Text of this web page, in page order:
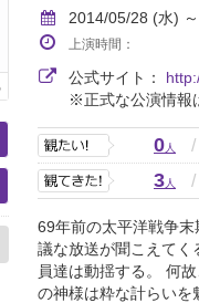
2014/05/28 (水)
上演時間：
公式サイト：
※正式な公演情報
0人 /
3人 /
69年前の太平洋戦争
議な放送が聞こえてく
員達は動揺する。 何
の神様は粋な計らいを